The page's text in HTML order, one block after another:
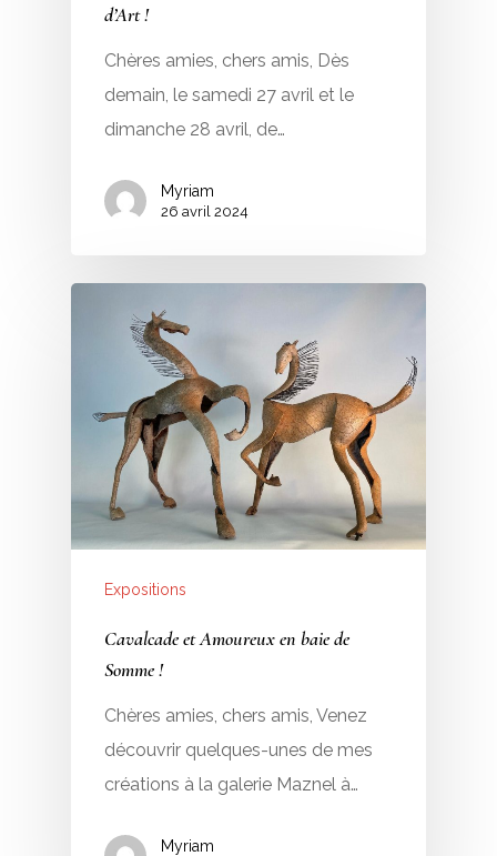
d’Art !
Chères amies, chers amis, Dès
demain, le samedi 27 avril et le
dimanche 28 avril, de…
Myriam
26 avril 2024
Expositions
Cavalcade et Amoureux en baie de
Somme !
Chères amies, chers amis, Venez
découvrir quelques-unes de mes
créations à la galerie Maznel à…
Myriam